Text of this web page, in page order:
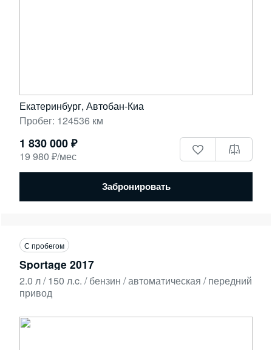
Екатеринбург, Автобан-Киа
Пробег: 124536 км
1 830 000 ₽
19 980 ₽/мес
Забронировать
С пробегом
Sportage 2017
2.0 л / 150 л.c. / бензин / автоматическая / передний
привод